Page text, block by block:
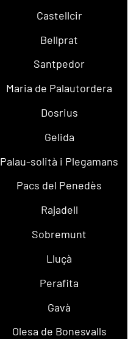
Castellcir
Bellprat
Santpedor
Maria de Palautordera
Dosrius
Gelida
Palau-solità i Plegamans
Pacs del Penedès
Rajadell
Sobremunt
Lluçà
Perafita
Gavà
Olesa de Bonesvalls